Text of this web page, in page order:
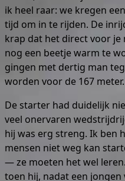
ik heel raar: we kregen
tijd om in te rijden. De
krap dat het direct voor
nog een beetje warm te
gingen met dertig man
worden voor de 167 meter.
De starter had duidelijk
veel onervaren
hij was erg streng. Ik ben
mensen niet weg kan
— ze moeten het wel
toen hij, nadat een